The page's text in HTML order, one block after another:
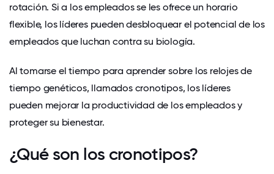
rotación. Si a los empleados se les ofrece un horario
flexible, los líderes pueden desbloquear el potencial de los
empleados que luchan contra su biología.
Al tomarse el tiempo para aprender sobre los relojes de
tiempo genéticos, llamados cronotipos, los líderes
pueden mejorar la productividad de los empleados y
proteger su bienestar.
¿Qué son los cronotipos?